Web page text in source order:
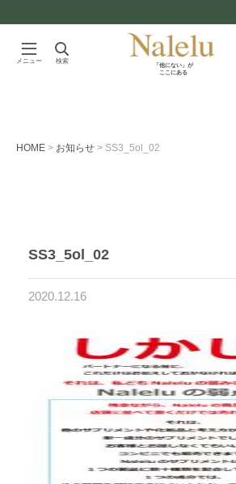
メニュー 検索
「他にない」が
ここにある
HOME お知らせ SS3_5ol_02
SS3_5ol_02
2020.12.16